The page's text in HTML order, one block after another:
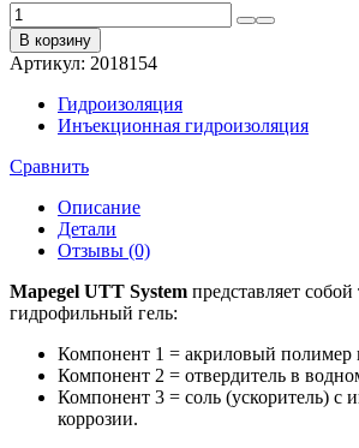
Количество
товара
Метакрилатный
инъекционный
гель
Mapegel
System
В корзину
Артикул: 2018154
Гидроизоляция
Инъекционная гидроизоляция
Сравнить
Описание
Детали
Отзывы (0)
Mapegel UTT System представляет
гидрофильный гель:
Компонент 1 = акриловый полимер
Компонент 2 = отвердитель в
Компонент 3 = соль (ускоритель) с
коррозии.